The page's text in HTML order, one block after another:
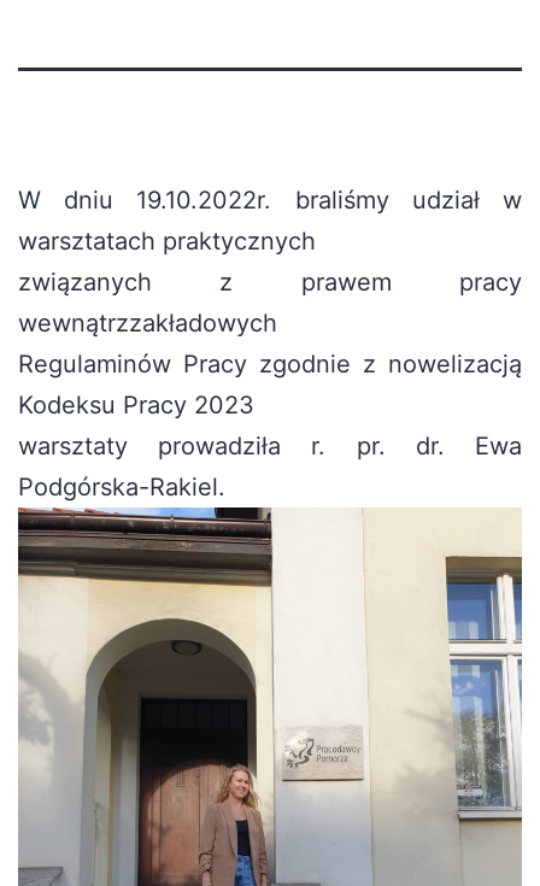
W dniu 19.10.2022r. braliśmy udział w
warsztatach praktycznych
związanych z prawem pracy
wewnątrzzakładowych
Regulaminów Pracy zgodnie z nowelizacją
Kodeksu Pracy 2023
warsztaty prowadziła r. pr. dr. Ewa
Podgórska-Rakiel.